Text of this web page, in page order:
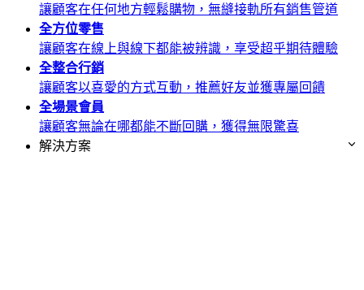
讓顧客在任何地方輕鬆購物，無縫接軌所有銷售管道
全方位零售
讓顧客在線上與線下都能被辨識，享受超乎期待體驗
全整合行銷
讓顧客以喜愛的方式互動，推薦好友並獲專屬回饋
全場景會員
讓顧客無論在哪都能不斷回購，獲得無限驚喜
解決方案